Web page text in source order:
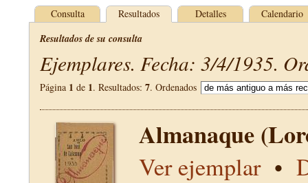
Consulta Resultados Detalles Calendario
Resultados de su consulta
Ejemplares. Fecha: 3/4/1935.
Página 1 de 1. Resultados: 7. Ordenados
Almanaque
Ver ejemplar•